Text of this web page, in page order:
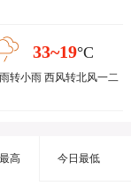
33~19°C
转小雨 西风转北风一二
高 今日最低